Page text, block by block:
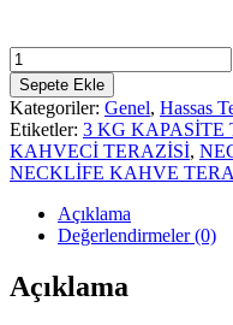
NECKLİFE
NS-
CF1
KAHVE
TERAZİSİ
adet
Sepete Ekle
Kategoriler: Genel, Hassas
Etiketler: 3 KG KAPASİTE
KAHVECİ TERAZİSİ,
NECKLİFE KAHVE
Açıklama
Değerlendirmeler (0)
Açıklama